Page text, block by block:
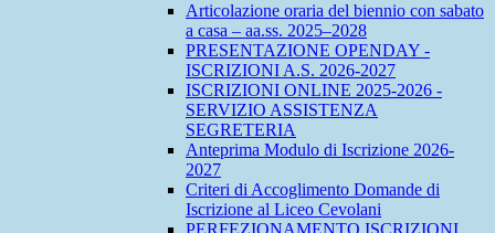
Articolazione oraria del biennio con sabato
a casa – aa.ss. 2025–2028
PRESENTAZIONE OPENDAY -
ISCRIZIONI A.S. 2026-2027
ISCRIZIONI ONLINE 2025-2026 -
SERVIZIO ASSISTENZA
SEGRETERIA
Anteprima Modulo di Iscrizione 2026-
2027
Criteri di Accoglimento Domande di
Iscrizione al Liceo Cevolani